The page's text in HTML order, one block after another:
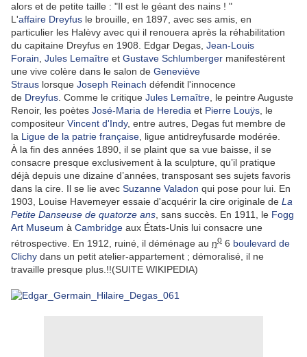
alors et de petite taille : "Il est le géant des nains ! "
L'affaire Dreyfus le brouille, en 1897, avec ses amis, en
particulier les Halèvy avec qui il renouera après la réhabilitation
du capitaine Dreyfus en 1908. Edgar Degas, Jean-Louis
Forain Jules Lemaître et Gustave Schlumberger manifestèrent
une vive colère dans le salon de Geneviève
Straus lorsque Joseph Reinach défendit l'innocence
de Dreyfus . Comme le critique Jules Lemaître , le peintre Auguste
Renoir, les poètes José-Maria de Heredia et Pierre Louÿs , le
compositeur Vincent d'Indy, entre autres, Degas fut membre de
la Ligue de la patrie française , ligue antidreyfusarde modérée.
À la fin des années 1890, il se plaint que sa vue baisse, il se
consacre presque exclusivement à la sculpture, qu’il pratique
déjà depuis une dizaine d’années, transposant ses sujets favoris
dans la cire. Il se lie avec Suzanne Valadon qui pose pour lui. En
1903, Louise Havemeyer essaie d'acquérir la cire originale de La
Petite Danseuse de quatorze ans , sans succès. En 1911, le Fogg
Art Museum à Cambridge aux États-Unis lui consacre une
rétrospective. En 1912, ruiné, il déménage au no 6 boulevard de
Clichy dans un petit atelier-appartement ; démoralisé, il ne
travaille presque plus.!!(SUITE WIKIPEDIA)